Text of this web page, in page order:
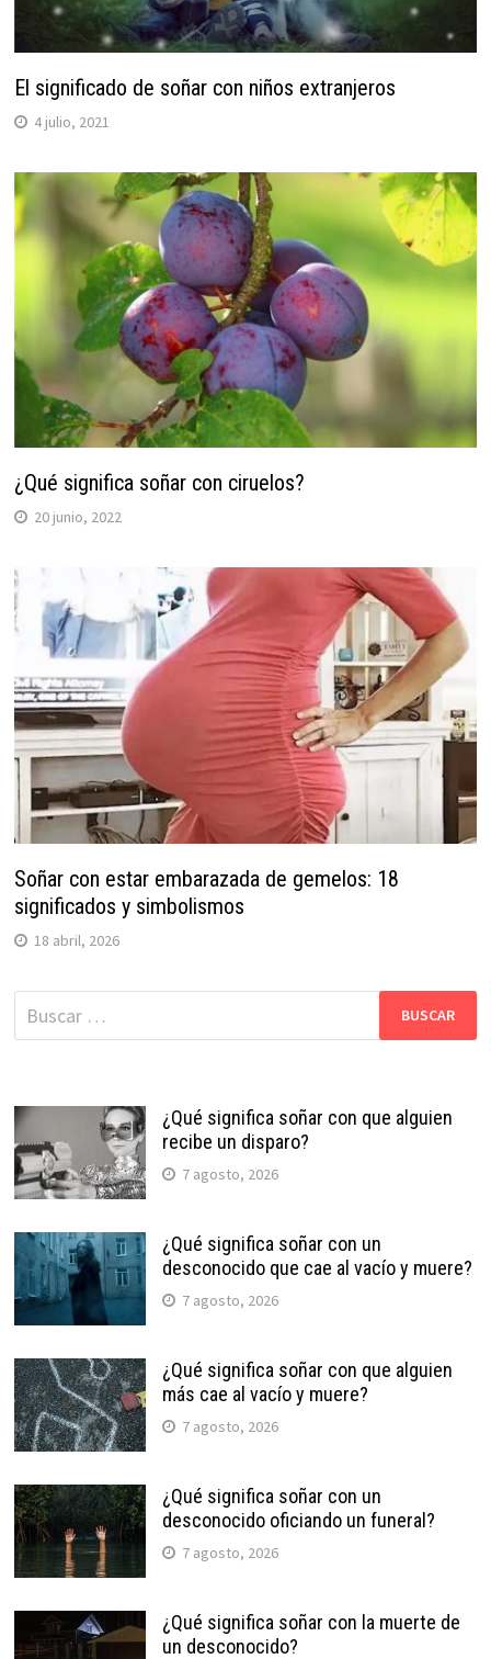
El significado de soñar con niños extranjeros
4 julio, 2021
¿Qué significa soñar con ciruelos?
20 junio, 2022
Soñar con estar embarazada de gemelos: 18
significados y simbolismos
18 abril, 2026
Buscar:
¿Qué significa soñar con que alguien
recibe un disparo?
7 agosto, 2026
¿Qué significa soñar con un
desconocido que cae al vacío y muere?
7 agosto, 2026
¿Qué significa soñar con que alguien
más cae al vacío y muere?
7 agosto, 2026
¿Qué significa soñar con un
desconocido oficiando un funeral?
7 agosto, 2026
¿Qué significa soñar con la muerte de
un desconocido?